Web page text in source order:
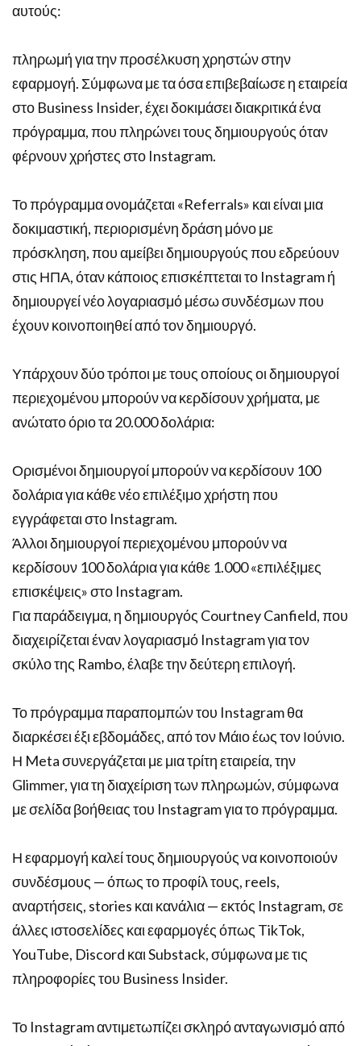
αυτούς:
πληρωμή για την προσέλκυση χρηστών στην
εφαρμογή. Σύμφωνα με τα όσα επιβεβαίωσε η εταιρεία
στο Business Insider, έχει δοκιμάσει διακριτικά ένα
πρόγραμμα, που πληρώνει τους δημιουργούς όταν
φέρνουν χρήστες στο Instagram.
Το πρόγραμμα ονομάζεται «Referrals» και είναι μια
δοκιμαστική, περιορισμένη δράση μόνο με
πρόσκληση, που αμείβει δημιουργούς που εδρεύουν
στις ΗΠΑ, όταν κάποιος επισκέπτεται το Instagram ή
δημιουργεί νέο λογαριασμό μέσω συνδέσμων που
έχουν κοινοποιηθεί από τον δημιουργό.
Υπάρχουν δύο τρόποι με τους οποίους οι δημιουργοί
περιεχομένου μπορούν να κερδίσουν χρήματα, με
ανώτατο όριο τα 20.000 δολάρια:
Ορισμένοι δημιουργοί μπορούν να κερδίσουν 100
δολάρια για κάθε νέο επιλέξιμο χρήστη που
εγγράφεται στο Instagram.
Άλλοι δημιουργοί περιεχομένου μπορούν να
κερδίσουν 100 δολάρια για κάθε 1.000 «επιλέξιμες
επισκέψεις» στο Instagram.
Για παράδειγμα, η δημιουργός Courtney Canfield, που
διαχειρίζεται έναν λογαριασμό Instagram για τον
σκύλο της Rambo, έλαβε την δεύτερη επιλογή.
Το πρόγραμμα παραπομπών του Instagram θα
διαρκέσει έξι εβδομάδες, από τον Μάιο έως τον Ιούνιο.
Η Meta συνεργάζεται με μια τρίτη εταιρεία, την
Glimmer, για τη διαχείριση των πληρωμών, σύμφωνα
με σελίδα βοήθειας του Instagram για το πρόγραμμα.
Η εφαρμογή καλεί τους δημιουργούς να κοινοποιούν
συνδέσμους — όπως το προφίλ τους, reels,
αναρτήσεις, stories και κανάλια — εκτός Instagram, σε
άλλες ιστοσελίδες και εφαρμογές όπως TikTok,
YouTube, Discord και Substack, σύμφωνα με τις
πληροφορίες του Business Insider.
Το Instagram αντιμετωπίζει σκληρό ανταγωνισμό από